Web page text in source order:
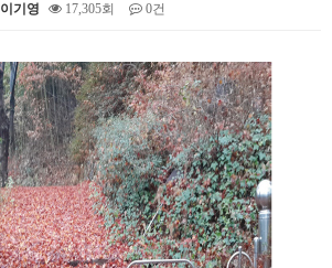
이기영 17,305회 0건